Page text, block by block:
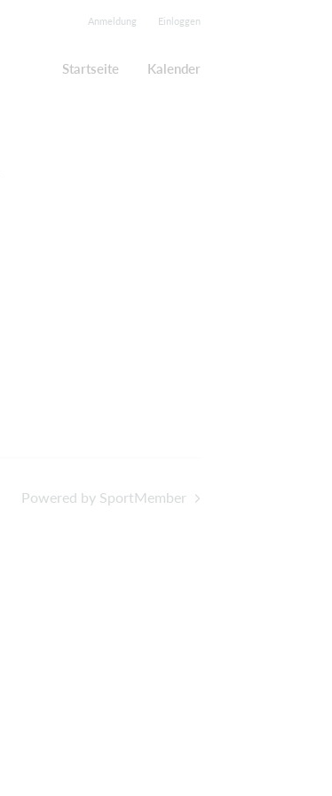
Anmeldung Einloggen
Startseite Kalender
Powered by SportMember